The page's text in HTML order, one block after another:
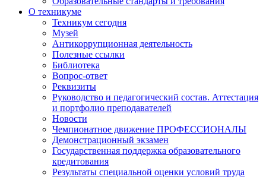
О техникуме
Техникум сегодня
Музей
Антикоррупционная деятельность
Полезные ссылки
Библиотека
Вопрос-ответ
Реквизиты
Руководство и педагогический состав. Аттестация
и портфолио преподавателей
Новости
Чемпионатное движение ПРОФЕССИОНАЛЫ
Демонстрационный экзамен
Государственная поддержка образовательного
кредитования
Результаты специальной оценки условий труда